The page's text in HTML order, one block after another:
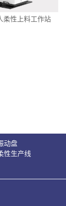
柔性上料工作站
动盘
性生产线